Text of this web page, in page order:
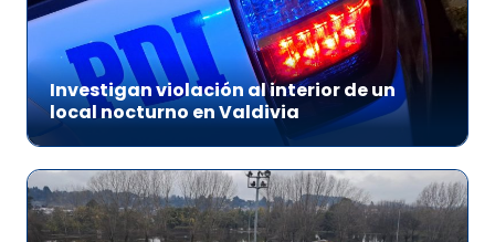
Investigan violación al interior de un
local nocturno en Valdivia